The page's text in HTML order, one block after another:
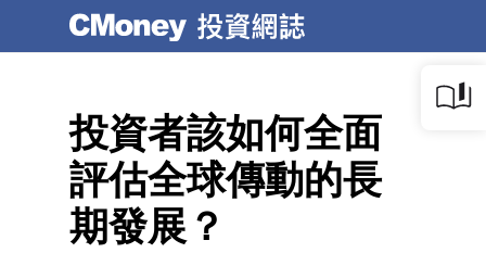
投資者該如何全面
評估全球傳動的長
期發展？